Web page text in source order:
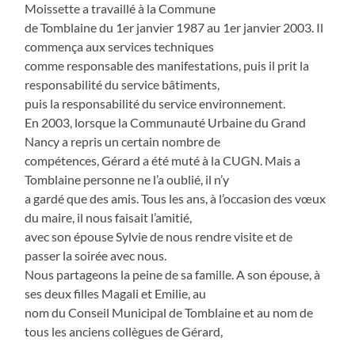
Moissette a travaillé à la Commune
de Tomblaine du 1er janvier 1987 au 1er janvier 2003. Il
commença aux services techniques
comme responsable des manifestations, puis il prit la
responsabilité du service bâtiments,
puis la responsabilité du service environnement.
En 2003, lorsque la Communauté Urbaine du Grand
Nancy a repris un certain nombre de
compétences, Gérard a été muté à la CUGN. Mais a
Tomblaine personne ne l’a oublié, il n’y
a gardé que des amis. Tous les ans, à l’occasion des vœux
du maire, il nous faisait l’amitié,
avec son épouse Sylvie de nous rendre visite et de
passer la soirée avec nous.
Nous partageons la peine de sa famille. A son épouse, à
ses deux filles Magali et Emilie, au
nom du Conseil Municipal de Tomblaine et au nom de
tous les anciens collègues de Gérard,